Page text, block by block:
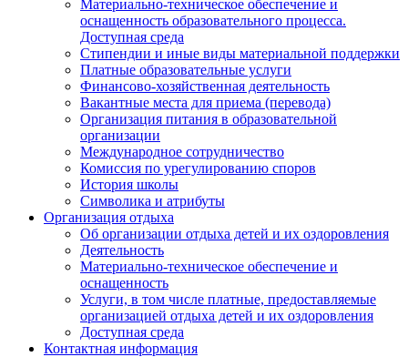
Материально-техническое обеспечение и
оснащенность образовательного процесса.
Доступная среда
Стипендии и иные виды материальной поддержки
Платные образовательные услуги
Финансово-хозяйственная деятельность
Вакантные места для приема (перевода)
Организация питания в образовательной
организации
Международное сотрудничество
Комиссия по урегулированию споров
История школы
Символика и атрибуты
Организация отдыха
Об организации отдыха детей и их оздоровления
Деятельность
Материально-техническое обеспечение и
оснащенность
Услуги, в том числе платные, предоставляемые
организацией отдыха детей и их оздоровления
Доступная среда
Контактная информация